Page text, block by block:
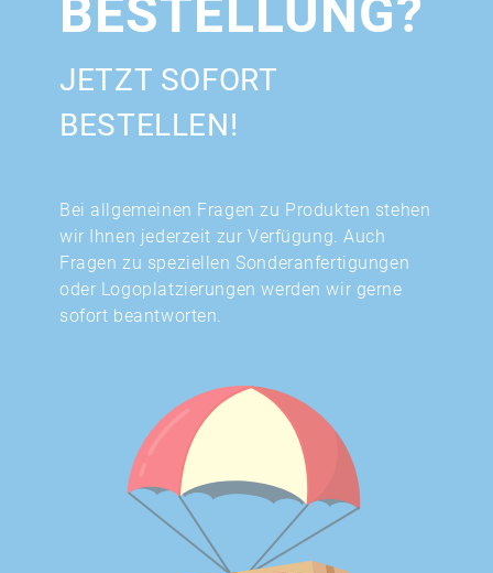
BESTELLUNG?
JETZT SOFORT
BESTELLEN!
Bei allgemeinen Fragen zu Produkten stehen
wir Ihnen jederzeit zur Verfügung. Auch
Fragen zu speziellen Sonderanfertigungen
oder Logoplatzierungen werden wir gerne
sofort beantworten.